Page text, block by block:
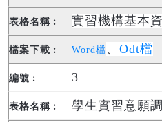
實習機構基本
Word檔 、 Odt檔
3
學生實習意願